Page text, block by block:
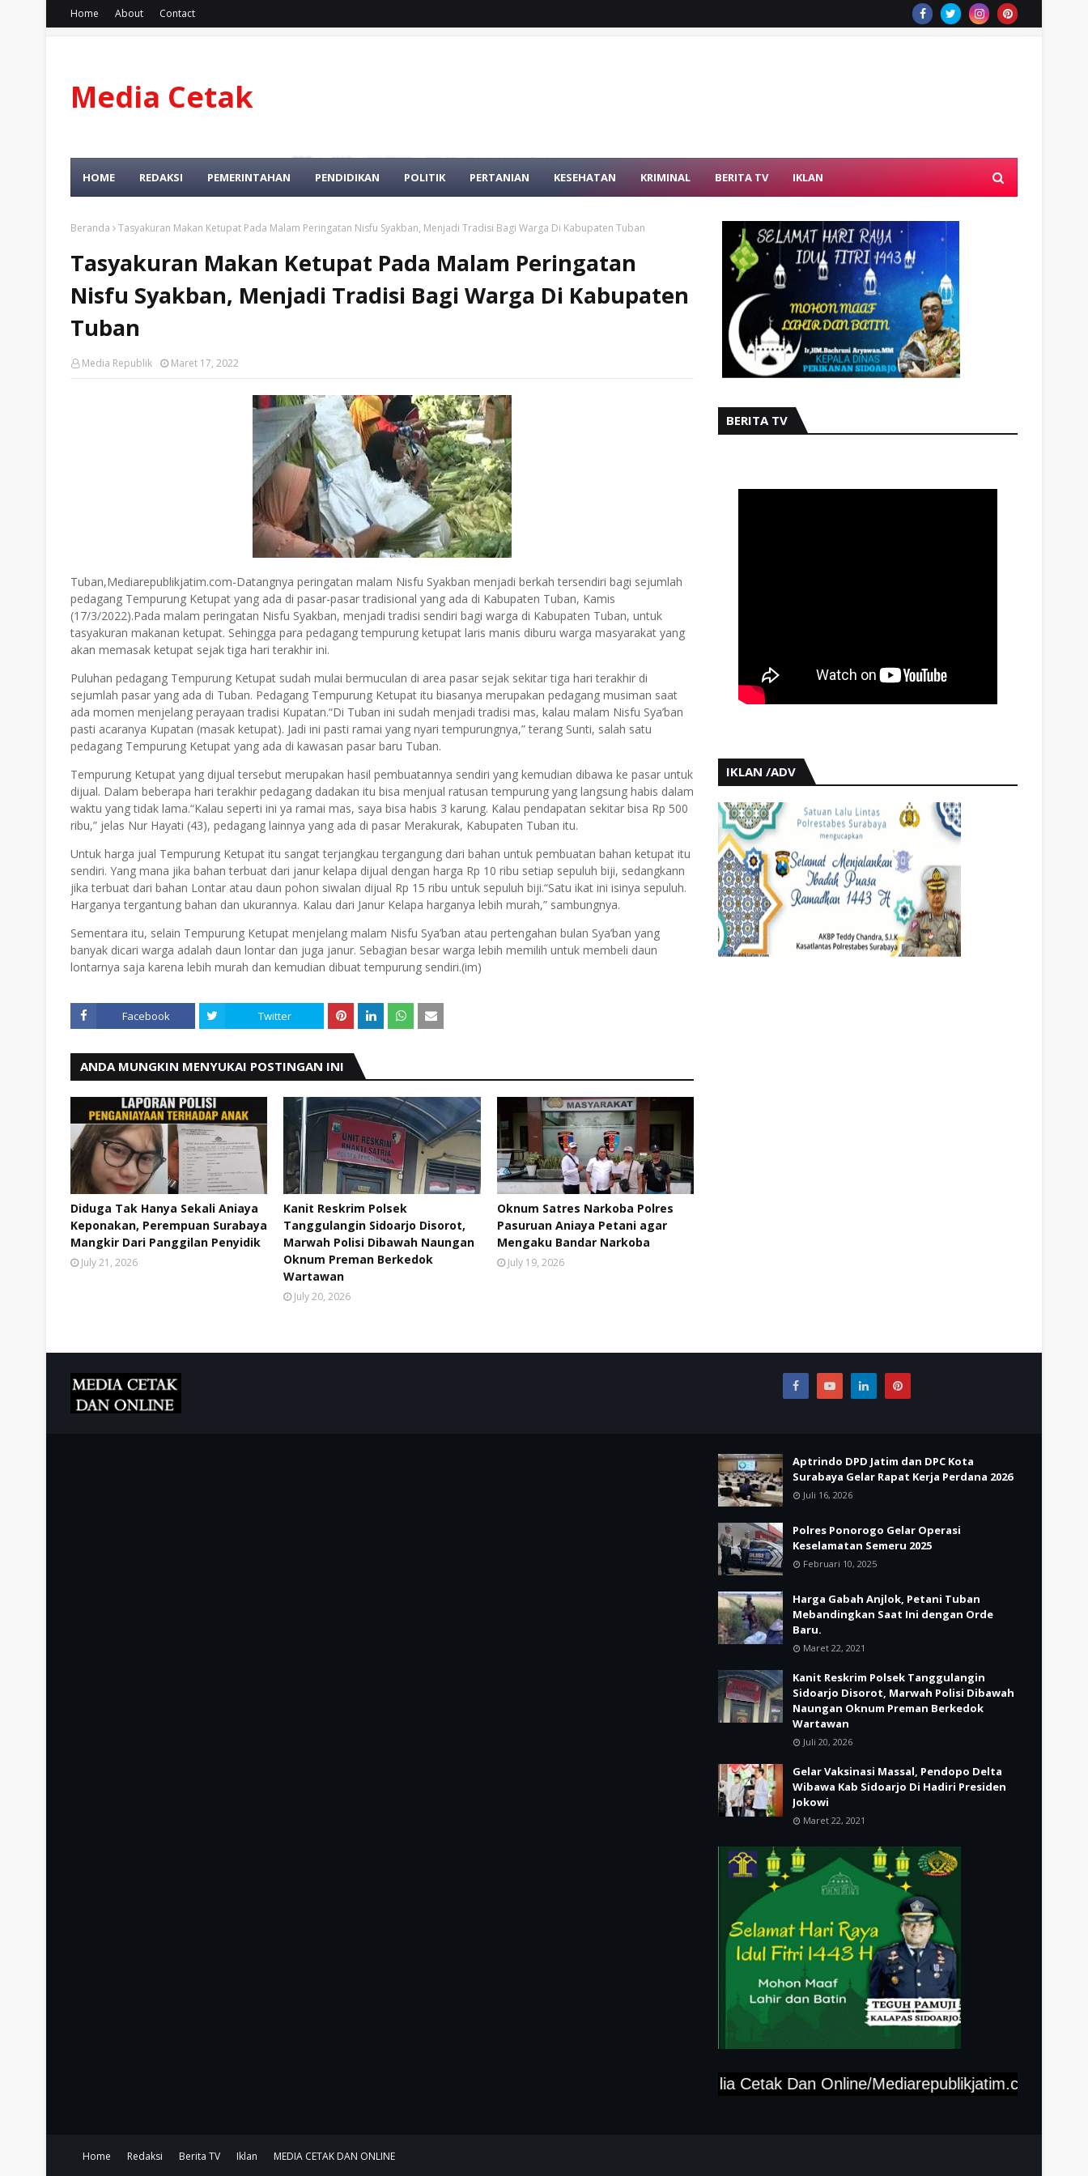
Home About Contact
Media Cetak
HOME REDAKSI PEMERINTAHAN PENDIDIKAN POLITIK PERTANIAN KESEHATAN KRIMINAL BERITA TV IKLAN
Beranda Tasyakuran Makan Ketupat Pada Malam Peringatan Nisfu Syakban, Menjadi Tradisi Bagi Warga Di Kabupaten Tuban
Tasyakuran Makan Ketupat Pada Malam Peringatan
Nisfu Syakban, Menjadi Tradisi Bagi Warga Di Kabupaten
Tuban
Media Republik Maret 17, 2022
Tuban,Mediarepublikjatim.com-Datangnya peringatan malam Nisfu Syakban menjadi berkah tersendiri bagi sejumlah
pedagang Tempurung Ketupat yang ada di pasar-pasar tradisional yang ada di Kabupaten Tuban, Kamis
(17/3/2022).Pada malam peringatan Nisfu Syakban, menjadi tradisi sendiri bagi warga di Kabupaten Tuban, untuk
tasyakuran makanan ketupat. Sehingga para pedagang tempurung ketupat laris manis diburu warga masyarakat yang
akan memasak ketupat sejak tiga hari terakhir ini.
Puluhan pedagang Tempurung Ketupat sudah mulai bermuculan di area pasar sejak sekitar tiga hari terakhir di
sejumlah pasar yang ada di Tuban. Pedagang Tempurung Ketupat itu biasanya merupakan pedagang musiman saat
ada momen menjelang perayaan tradisi Kupatan.“Di Tuban ini sudah menjadi tradisi mas, kalau malam Nisfu Sya’ban
pasti acaranya Kupatan (masak ketupat). Jadi ini pasti ramai yang nyari tempurungnya,” terang Sunti, salah satu
pedagang Tempurung Ketupat yang ada di kawasan pasar baru Tuban.
Tempurung Ketupat yang dijual tersebut merupakan hasil pembuatannya sendiri yang kemudian dibawa ke pasar untuk
dijual. Dalam beberapa hari terakhir pedagang dadakan itu bisa menjual ratusan tempurung yang langsung habis dalam
waktu yang tidak lama.“Kalau seperti ini ya ramai mas, saya bisa habis 3 karung. Kalau pendapatan sekitar bisa Rp 500
ribu,” jelas Nur Hayati (43), pedagang lainnya yang ada di pasar Merakurak, Kabupaten Tuban itu.
Untuk harga jual Tempurung Ketupat itu sangat terjangkau tergangung dari bahan untuk pembuatan bahan ketupat itu
sendiri. Yang mana jika bahan terbuat dari janur kelapa dijual dengan harga Rp 10 ribu setiap sepuluh biji, sedangkann
jika terbuat dari bahan Lontar atau daun pohon siwalan dijual Rp 15 ribu untuk sepuluh biji.“Satu ikat ini isinya sepuluh.
Harganya tergantung bahan dan ukurannya. Kalau dari Janur Kelapa harganya lebih murah,” sambungnya.
Sementara itu, selain Tempurung Ketupat menjelang malam Nisfu Sya’ban atau pertengahan bulan Sya’ban yang
banyak dicari warga adalah daun lontar dan juga janur. Sebagian besar warga lebih memilih untuk membeli daun
lontarnya saja karena lebih murah dan kemudian dibuat tempurung sendiri.(im)
Facebook Twitter
ANDA MUNGKIN MENYUKAI POSTINGAN INI
Diduga Tak Hanya Sekali Aniaya
Keponakan, Perempuan Surabaya
Mangkir Dari Panggilan Penyidik
July 21, 2026
Kanit Reskrim Polsek
Tanggulangin Sidoarjo Disorot,
Marwah Polisi Dibawah Naungan
Oknum Preman Berkedok
Wartawan
July 20, 2026
Oknum Satres Narkoba Polres
Pasuruan Aniaya Petani agar
Mengaku Bandar Narkoba
July 19, 2026
BERITA TV
IKLAN /ADV
Aptrindo DPD Jatim dan DPC Kota
Surabaya Gelar Rapat Kerja Perdana 2026
Juli 16, 2026
Polres Ponorogo Gelar Operasi
Keselamatan Semeru 2025
Februari 10, 2025
Harga Gabah Anjlok, Petani Tuban
Mebandingkan Saat Ini dengan Orde
Baru.
Maret 22, 2021
Kanit Reskrim Polsek Tanggulangin
Sidoarjo Disorot, Marwah Polisi Dibawah
Naungan Oknum Preman Berkedok
Wartawan
Juli 20, 2026
Gelar Vaksinasi Massal, Pendopo Delta
Wibawa Kab Sidoarjo Di Hadiri Presiden
Jokowi
Maret 22, 2021
Media Cetak Dan Online/Mediarepublikjatim.com,"Tlp-(812-
Home Redaksi Berita TV Iklan MEDIA CETAK DAN ONLINE